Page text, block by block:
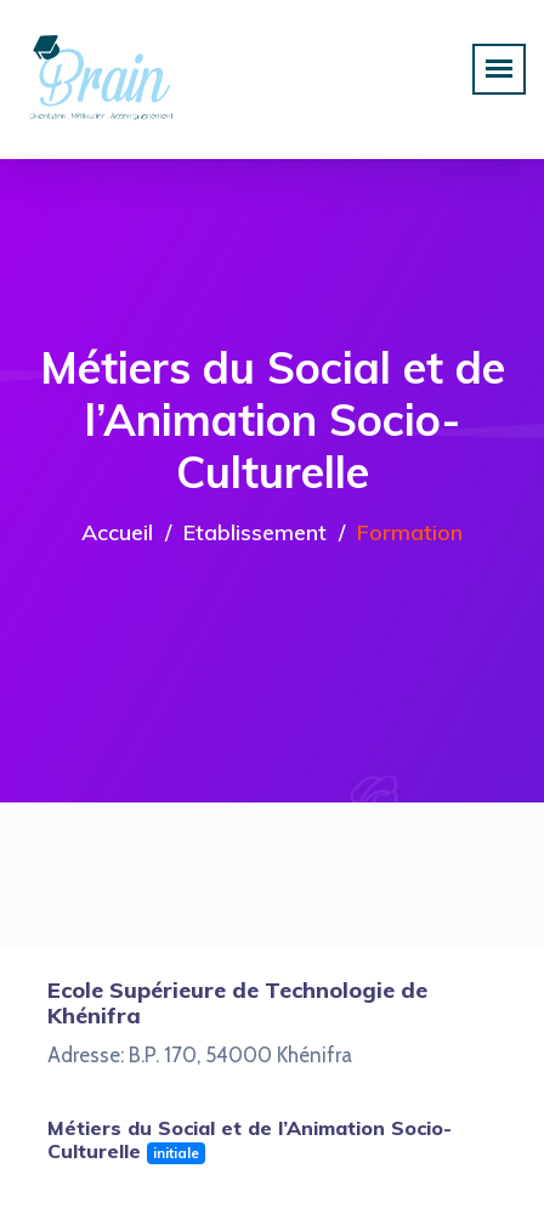
Métiers du Social et de
l’Animation Socio-
Culturelle
Accueil Etablissement Formation
Ecole Supérieure de Technologie de
Khénifra
Adresse: B.P. 170, 54000 Khénifra
Métiers du Social et de l’Animation Socio-
Culturelle
initiale